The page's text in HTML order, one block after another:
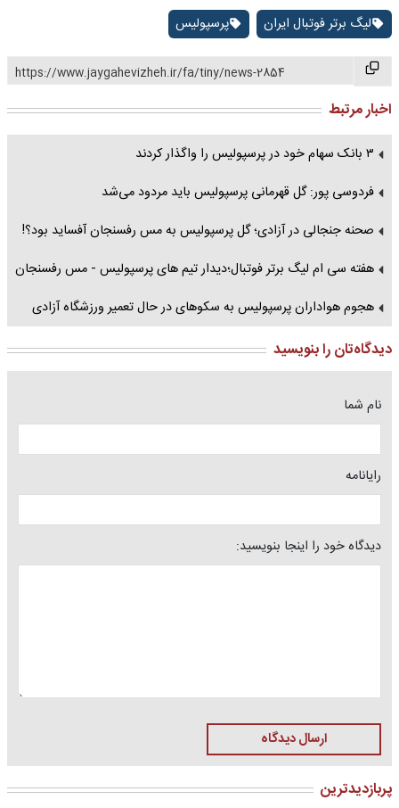
لیگ برتر فوتبال ایران پرسپوليس
https://www.jaygahevizheh.ir/fa/tiny/news-2854
اخبار مرتبط
۳ بانک سهام خود در پرسپولیس را واگذار کردند
فردوسی پور: گل قهرمانی پرسپولیس باید مردود می‌شد
صحنه جنجالی در آزادی؛ گل پرسپولیس به مس رفسنجان آفساید بود؟!
هفته سی ام لیگ برتر فوتبال؛دیدار تیم های پرسپولیس - مس رفسنجان
هجوم هواداران پرسپولیس به سکوهای در حال تعمیر ورزشگاه آزادی
دیدگاه‌تان را بنویسید
نام شما
رایانامه
دیدگاه خود را اینجا بنویسید:
ارسال دیدگاه
پربازدیدترین